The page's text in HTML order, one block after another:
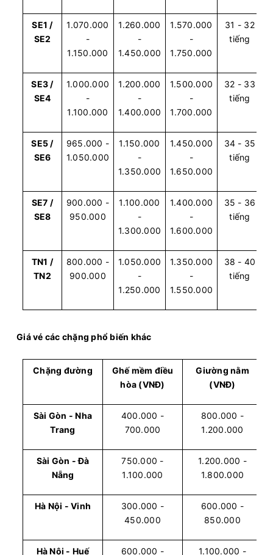
SE1 /
SE2
1.070.000
-
1.150.000
1.260.000
-
1.450.000
1.570.000
-
1.750.000
31 - 32
tiếng
SE3 /
SE4
1.000.000
-
1.100.000
1.200.000
-
1.400.000
1.500.000
-
1.700.000
32 - 33
tiếng
SE5 /
SE6
965.000 -
1.050.000
1.150.000
-
1.350.000
1.450.000
-
1.650.000
34 - 35
tiếng
SE7 /
SE8
900.000 -
950.000
1.100.000
-
1.300.000
1.400.000
-
1.600.000
35 - 36
tiếng
TN1 /
TN2
800.000 -
900.000
1.050.000
-
1.250.000
1.350.000
-
1.550.000
38 - 40
tiếng
Giá vé các chặng phổ biến khác
Chặng đường
Ghế mềm điều
hòa (VNĐ)
Giường nằm
(VNĐ)
Sài Gòn - Nha
Trang
400.000 -
700.000
800.000 -
1.200.000
Sài Gòn - Đà
Nẵng
750.000 -
1.100.000
1.200.000 -
1.800.000
Hà Nội - Vinh
300.000 -
450.000
600.000 -
850.000
Hà Nội - Huế
600.000 -
1.100.000 -